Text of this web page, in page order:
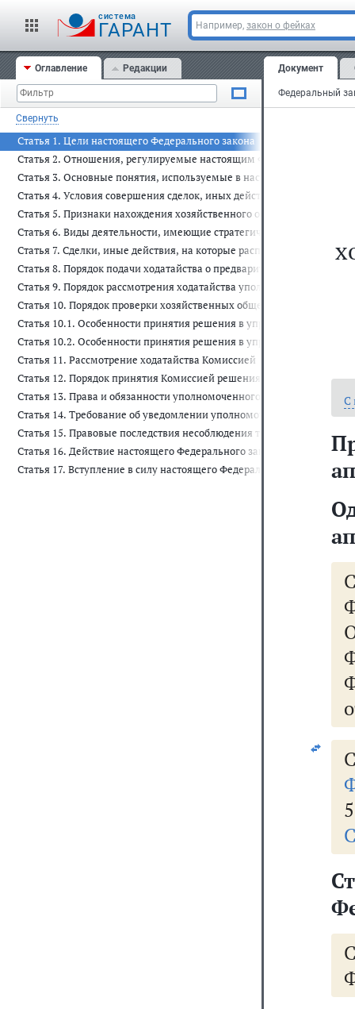
cистема
ГАРАНТ Например, закон о фейках
Оглавление Редакции
Свернуть
Статья 1. Цели настоящего Федерального закона
Статья 2. Отношения, регулируемые настоящим Федеральным
Статья 3. Основные понятия, используемые в настоящем
Статья 4. Условия совершения сделок, иных действий, влекущих
Статья 5. Признаки нахождения хозяйственного общества,
Статья 6. Виды деятельности, имеющие стратегическое значение
Статья 7. Сделки, иные действия, на которые распространяется
Статья 8. Порядок подачи ходатайства о предварительном
Статья 9. Порядок рассмотрения ходатайства уполномоченным
Статья 10. Порядок проверки хозяйственных обществ, имеющих
Статья 10.1. Особенности принятия решения в упрощенном порядке
Статья 10.2. Особенности принятия решения в упрощенном
Статья 11. Рассмотрение ходатайства Комиссией
Статья 12. Порядок принятия Комиссией решения о
Статья 13. Права и обязанности уполномоченного органа и
Статья 14. Требование об уведомлении уполномоченного органа
Статья 15. Правовые последствия несоблюдения требований
Статья 16. Действие настоящего Федерального закона во времени
Статья 17. Вступление в силу настоящего Федерального закона
Документ
С